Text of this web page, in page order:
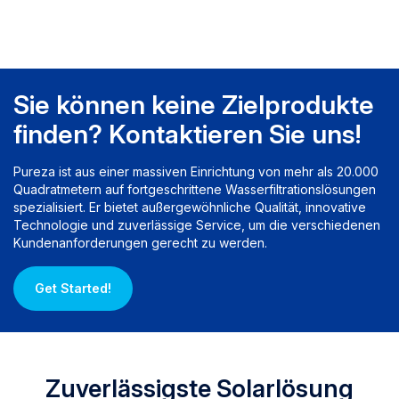
lebensmittelechten
über hochwertige
Kokosnussschalen-
Kohle mit einer 0,5-
Mikron-Außenschicht für
optimale Filtration. Er
wurde von autorisierten
Stellen zertifiziert und
von unabhängigen
Prüfstellen geprüft und
entfernt effektiv
Schwermetalle,
【Vollständige
Sie können keine Zielprodukte
finden? Kontaktieren Sie uns!
Pureza ist aus einer massiven Einrichtung von mehr als 20.000
Quadratmetern auf fortgeschrittene Wasserfiltrationslösungen
spezialisiert. Er bietet außergewöhnliche Qualität, innovative
Technologie und zuverlässige Service, um die verschiedenen
Kundenanforderungen gerecht zu werden.
Get Started!
Zuverlässigste Solarlösung